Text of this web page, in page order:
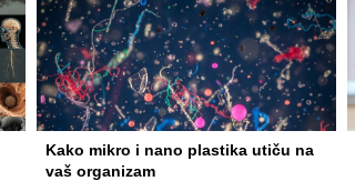
Kako mikro i nano plastika utiču na
vaš organizam